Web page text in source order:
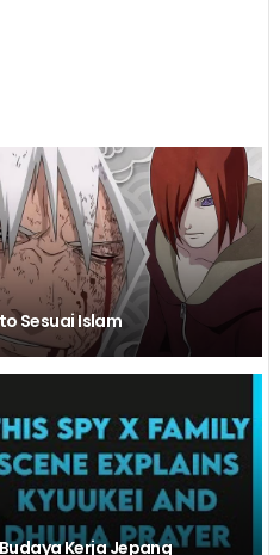
Sesuai Islam
Kerja Jepang